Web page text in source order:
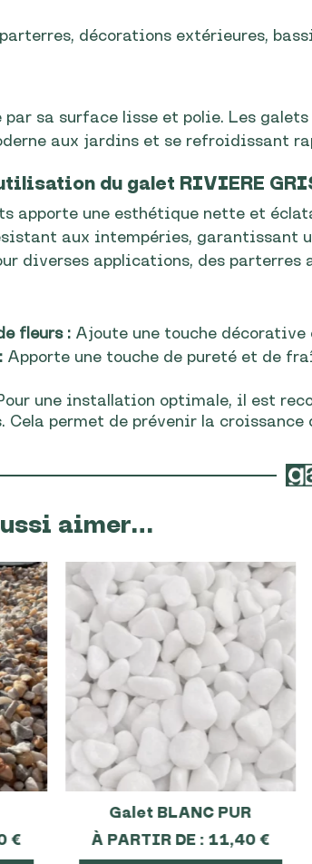
décorations extérieures,
sa surface lisse et polie. Les
aux jardins et se refroidissant
du galet RIVIERE
apporte une esthétique nette et
aux intempéries, garantissant
diverses applications, des parterres
fleurs : Ajoute une touche
Apporte une touche de pureté et de
une installation optimale, il est
Cela permet de prévenir la croissance
aimer…
€
Galet BLANC PUR
À PARTIR DE : 11,40€